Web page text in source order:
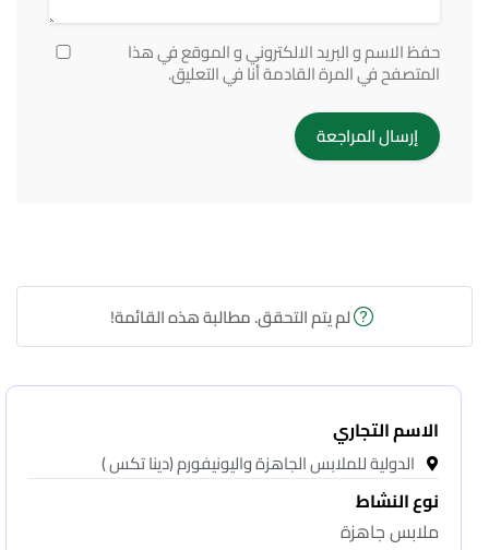
حفظ الاسم و البريد الالكتروني و الموقع في هذا
المتصفح في المرة القادمة أنا في التعليق.
لم يتم التحقق. مطالبة هذه القائمة!
الاسم التجاري
الدولية للملابس الجاهزة واليونيفورم (دينا تكس )
نوع النشاط
ملابس جاهزة